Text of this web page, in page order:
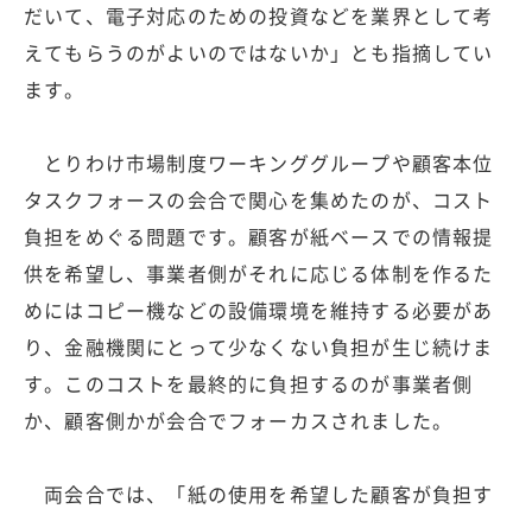
だいて、電子対応のための投資などを業界として考
えてもらうのがよいのではないか」とも指摘してい
ます。
とりわけ市場制度ワーキンググループや顧客本位
タスクフォースの会合で関心を集めたのが、コスト
負担をめぐる問題です。顧客が紙ベースでの情報提
供を希望し、事業者側がそれに応じる体制を作るた
めにはコピー機などの設備環境を維持する必要があ
り、金融機関にとって少なくない負担が生じ続けま
す。このコストを最終的に負担するのが事業者側
か、顧客側かが会合でフォーカスされました。
両会合では、「紙の使用を希望した顧客が負担す